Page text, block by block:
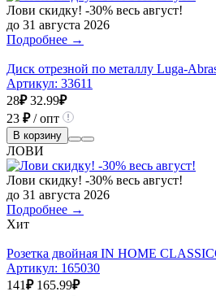
Лови скидку! -30% весь август!
до 31 августа 2026
Подробнее →
Диск отрезной по металлу Luga-
Артикул: 33611
28₽ 32.99₽
23 ₽/ опт
В корзину
ЛОВИ
Лови скидку! -30% весь август!
до 31 августа 2026
Подробнее →
Хит
Розетка двойная IN HOME
Артикул: 165030
141₽ 165.99₽